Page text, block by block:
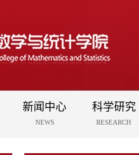
新闻中心
NEWS
科学研究
RESEARCH